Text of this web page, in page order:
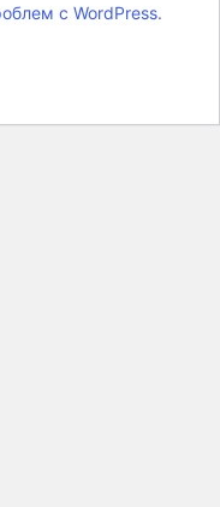
с WordPress.